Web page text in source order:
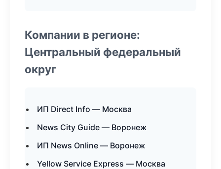
Компании в регионе:
Центральный федеральный
округ
ИП Direct Info — Москва
News City Guide — Воронеж
ИП News Online — Воронеж
Yellow Service Express — Москва